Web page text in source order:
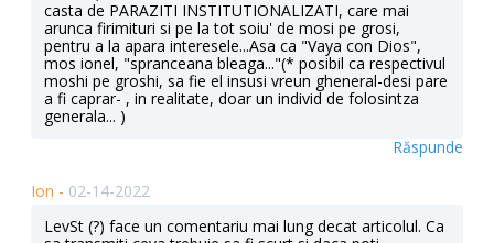
casta de PARAZITI INSTITUTIONALIZATI, care mai
arunca firimituri si pe la tot soiu' de mosi pe grosi,
pentru a la apara interesele...Asa ca "Vaya con Dios",
mos ionel, "spranceana bleaga..."(* posibil ca respectivul
moshi pe groshi, sa fie el insusi vreun gheneral-desi pare
a fi caprar- , in realitate, doar un individ de folosintza
generala... )
Răspunde
Ion - 02-14-2022
LevSt (?) face un comentariu mai lung decat articolul. Ca